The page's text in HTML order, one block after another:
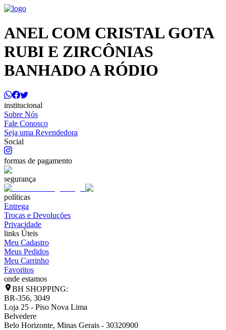
ANEL COM CRISTAL GOTA
RUBI E ZIRCÔNIAS
BANHADO A RÓDIO
institucional
Sobre Nós
Fale Conosco
Seja uma Revendedora
Social
formas de pagamento
segurança
políticas
Entrega
Trocas e Devoluções
Privacidade
links Úteis
Meu Cadastro
Meus Pedidos
Meu Carrinho
Favoritos
onde estamos
BH SHOPPING:
BR-356, 3049
Loja 25 - Piso Nova Lima
Belvedere
Belo Horizonte, Minas Gerais - 30320900